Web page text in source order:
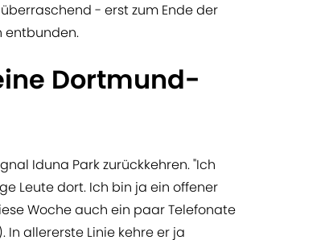
- erst zum Ende der
entbunden.
Dortmund-
Iduna Park zurückkehren. "Ich
Leute dort. Ich bin ja ein offener
Woche auch ein paar Telefonate
In allererste Linie kehre er ja